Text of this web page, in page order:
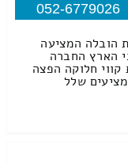
052-6779026
הובלה המציעה
הארץ החברה
חלוקה הפצה
שלל